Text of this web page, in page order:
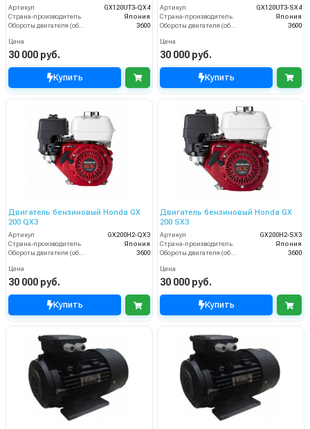
Артикул
GX120UT3-QX4
Страна-производитель
Япония
3600
Цена
30 000 руб.
Купить
Артикул
GX120UT3-SX4
Страна-производитель
Япония
3600
Цена
30 000 руб.
Купить
Двигатель бензиновый Honda GX
200 QX3
Артикул
GX200H2-QX3
Страна-производитель
Япония
Обороты двигателя (об/мин)
3600
Цена
30 000 руб.
Купить
Двигатель бензиновый Honda GX
200 SX3
Артикул
GX200H2-SX3
Страна-производитель
Япония
Обороты двигателя (об/мин)
3600
Цена
30 000 руб.
Купить